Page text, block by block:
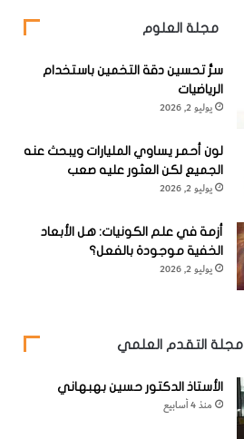
مجلة العلوم
سرُّ تحسين دقة التخمين باستخدام
الرياضيات
يوليو 2, 2026
لون أحمر يساوي المليارات ويبحث عنه
الجميع لكن العثور عليه صعب
يوليو 2, 2026
أزمة في علم الكونيات: هل الأبعاد
الخفية موجودة بالفعل؟
يوليو 2, 2026
مجلة التقدم العلمي
الأستاذ الدكتور حسين بهبهاني
منذ 4 أسابيع